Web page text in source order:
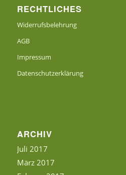
RECHTLICHES
Widerrufsbelehrung
AGB
Impressum
Datenschutzerklärung
ARCHIV
Juli 2017
März 2017